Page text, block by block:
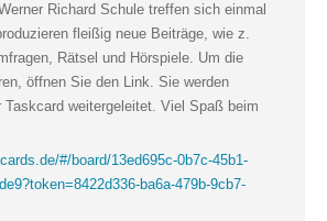
Richard Schule treffen sich einmal
fleißig neue Beiträge, wie z.
Rätsel und Hörspiele. Um die
öffnen Sie den Link. Sie werden
Taskcard weitergeleitet. Viel Spaß beim
#/board/13ed695c-0b7c-45b1-
ba6a-479b-9cb7-